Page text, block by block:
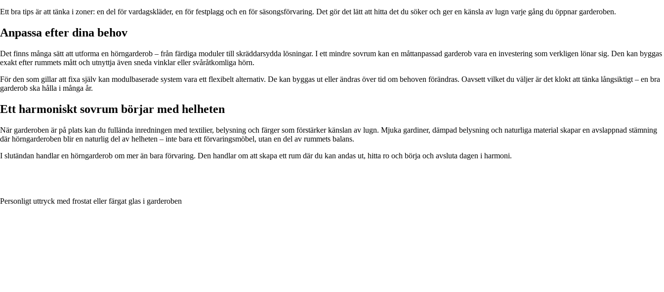
Ett bra tips är att tänka i zoner: en del för vardagskläder, en för festplagg och en för säsongsförvaring. Det gör det lätt att hitta det du söker och ger en känsla av lugn varje gång du öppnar garderoben.
Anpassa efter dina behov
Det finns många sätt att utforma en hörngarderob – från färdiga moduler till skräddarsydda lösningar. I ett mindre sovrum kan en måttanpassad garderob vara en investering som verkligen lönar sig. Den kan byggas
exakt efter rummets mått och utnyttja även sneda vinklar eller svåråtkomliga hörn.
För den som gillar att fixa själv kan modulbaserade system vara ett flexibelt alternativ. De kan byggas ut eller ändras över tid om behoven förändras. Oavsett vilket du väljer är det klokt att tänka långsiktigt – en bra
garderob ska hålla i många år.
Ett harmoniskt sovrum börjar med helheten
När garderoben är på plats kan du fullända inredningen med textilier, belysning och färger som förstärker känslan av lugn. Mjuka gardiner, dämpad belysning och naturliga material skapar en avslappnad stämning
där hörngarderoben blir en naturlig del av helheten – inte bara ett förvaringsmöbel, utan en del av rummets balans.
I slutändan handlar en hörngarderob om mer än bara förvaring. Den handlar om att skapa ett rum där du kan andas ut, hitta ro och börja och avsluta dagen i harmoni.
Personligt uttryck med frostat eller färgat glas i garderoben